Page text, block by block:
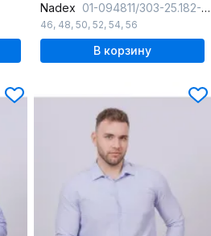
Nadex 01-094811/303-25.182-188
46, 48, 50, 52, 54, 56
В корзину